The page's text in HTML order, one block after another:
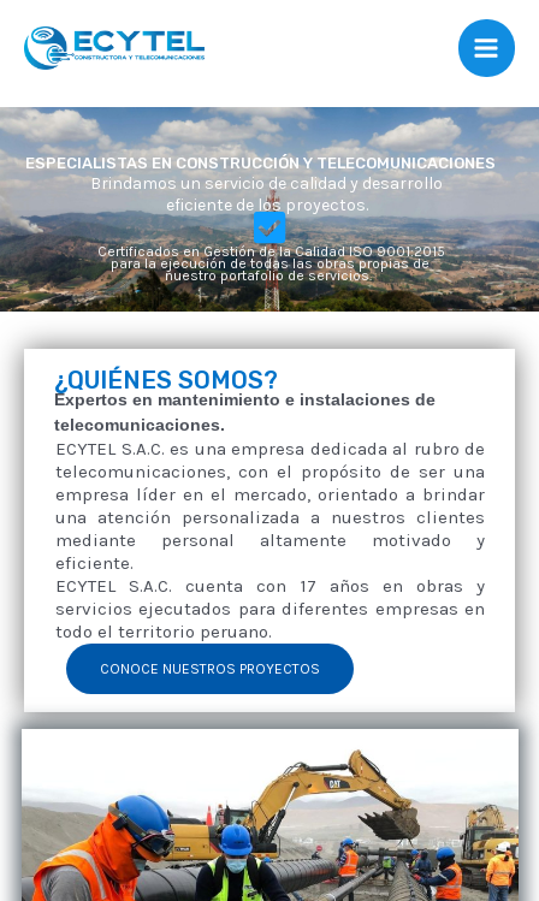
ESPECIALISTAS EN CONSTRUCCIÓN Y TELECOMUNICACIONES
Brindamos un servicio de calidad y desarrollo
eficiente de los proyectos.
Certificados en Gestión de la Calidad ISO 9001:2015
para la ejecución de todas las obras propias de
nuestro portafolio de servicios.
¿QUIÉNES SOMOS?​
Expertos en mantenimiento e instalaciones de
telecomunicaciones.
ECYTEL S.A.C. es una empresa dedicada al rubro de
telecomunicaciones, con el propósito de ser una
empresa líder en el mercado, orientado a brindar
una atención personalizada a nuestros clientes
mediante personal altamente motivado y
eficiente.
ECYTEL S.A.C. cuenta con 17 años en obras y
servicios ejecutados para diferentes empresas en
todo el territorio peruano.
CONOCE NUESTROS PROYECTOS